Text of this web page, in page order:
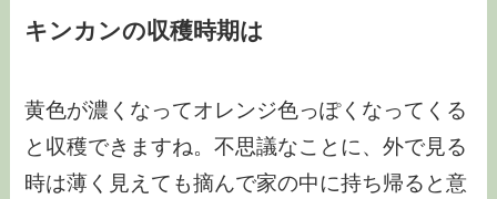
キンカンの収穫時期は
黄色が濃くなってオレンジ色っぽくなってくる
と収穫できますね。不思議なことに、外で見る
時は薄く見えても摘んで家の中に持ち帰ると意